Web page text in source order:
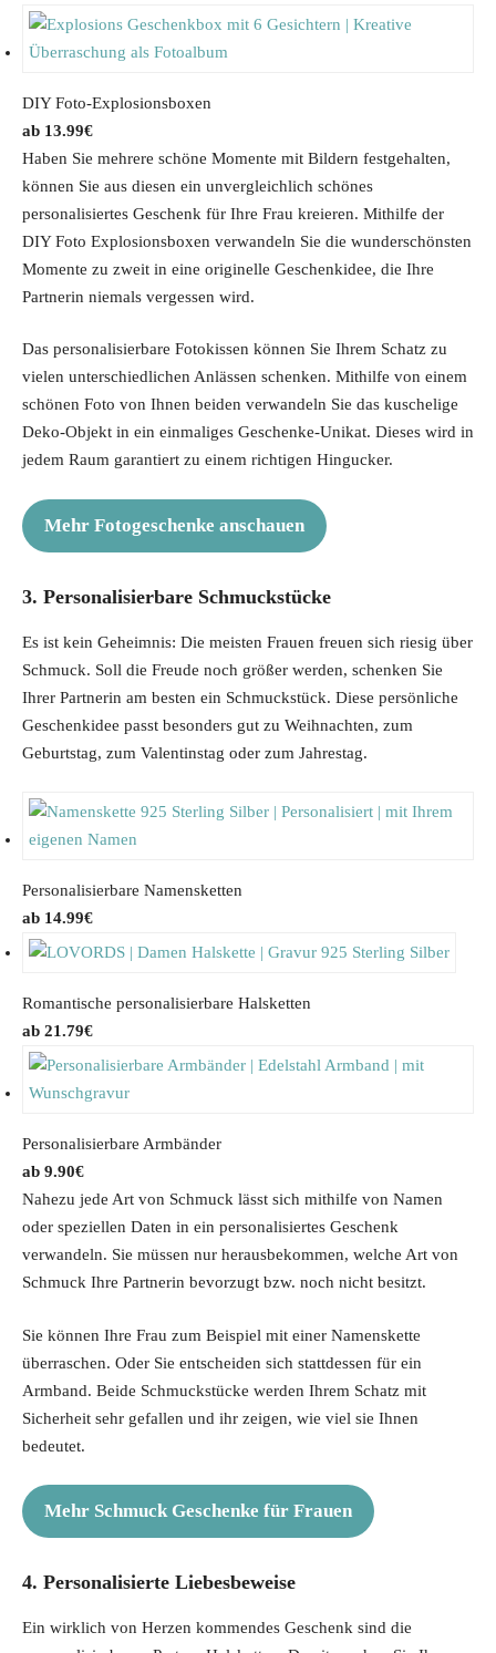
DIY Foto-Explosionsboxen
13.99€
Haben Sie mehrere schöne Momente mit Bildern festgehalten,
können Sie aus diesen ein unvergleichlich schönes
personalisiertes Geschenk für Ihre Frau kreieren. Mithilfe der
DIY Foto Explosionsboxen verwandeln Sie die wunderschönsten
Momente zu zweit in eine originelle Geschenkidee, die Ihre
Partnerin niemals vergessen wird.
Das personalisierbare Fotokissen können Sie Ihrem Schatz zu
vielen unterschiedlichen Anlässen schenken. Mithilfe von einem
schönen Foto von Ihnen beiden verwandeln Sie das kuschelige
Deko-Objekt in ein einmaliges Geschenke-Unikat. Dieses wird in
jedem Raum garantiert zu einem richtigen Hingucker.
Mehr Fotogeschenke anschauen
3. Personalisierbare Schmuckstücke
Es ist kein Geheimnis: Die meisten Frauen freuen sich riesig über
Schmuck. Soll die Freude noch größer werden, schenken Sie
Ihrer Partnerin am besten ein Schmuckstück. Diese persönliche
Geschenkidee passt besonders gut zu Weihnachten, zum
Geburtstag, zum Valentinstag oder zum Jahrestag.
Personalisierbare Namensketten
14.99€
Romantische personalisierbare Halsketten
21.79€
Personalisierbare Armbänder
9.90€
Nahezu jede Art von Schmuck lässt sich mithilfe von Namen
oder speziellen Daten in ein personalisiertes Geschenk
verwandeln. Sie müssen nur herausbekommen, welche Art von
Schmuck Ihre Partnerin bevorzugt bzw. noch nicht besitzt.
Sie können Ihre Frau zum Beispiel mit einer Namenskette
überraschen. Oder Sie entscheiden sich stattdessen für ein
Armband. Beide Schmuckstücke werden Ihrem Schatz mit
Sicherheit sehr gefallen und ihr zeigen, wie viel sie Ihnen
bedeutet.
Mehr Schmuck Geschenke für Frauen
4. Personalisierte Liebesbeweise
Ein wirklich von Herzen kommendes Geschenk sind die